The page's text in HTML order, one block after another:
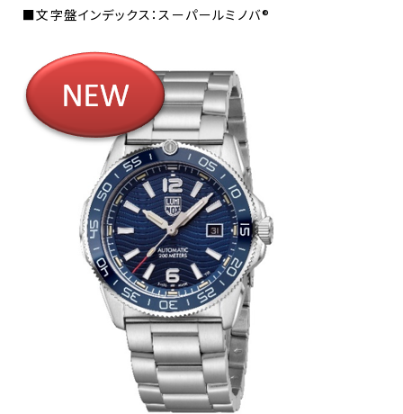
■文字盤インデックス：スーパールミノバ®